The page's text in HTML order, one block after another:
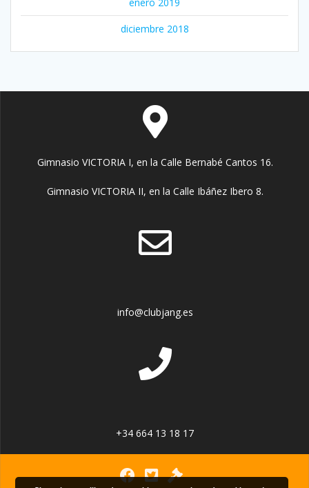
enero 2019
diciembre 2018
Gimnasio VICTORIA I, en la Calle Bernabé Cantos 16.
Gimnasio VICTORIA II, en la Calle Ibáñez Ibero 8.
info@clubjang.es
+34 664 13 18 17